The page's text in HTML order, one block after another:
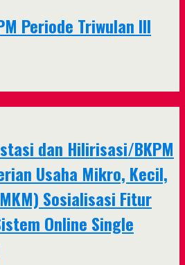
Periode Triwulan III
dan Hilirisasi/BKPM
Usaha Mikro, Kecil,
Sosialisasi Fitur
Online Single